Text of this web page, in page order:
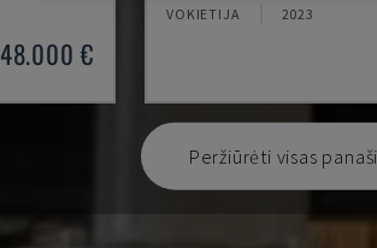
48.000 €
VOKIETIJA 2023
Peržiūrėti visas